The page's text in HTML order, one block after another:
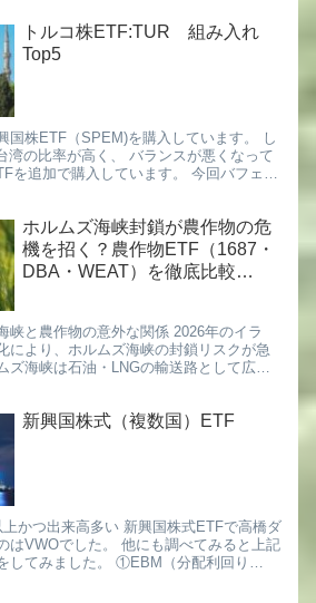
トルコ株ETF:TUR 組み入れ
Top5
国株ETF（SPEM)を購入しています。 し
湾の比率が高く、 バランスが悪くなって
を追加で購入しています。 今回バフェッ
ホルムズ海峡封鎖が農作物の危
機を招く？農作物ETF（1687・
DBA・WEAT）を徹底比較
と農作物の意外な関係 2026年のイラ
により、ホルムズ海峡の封鎖リスクが急
ズ海峡は石油・LNGの輸送路として広く
新興国株式（複数国）ETF
かつ出来高多い 新興国株式ETFで高橋ダ
はVWOでした。 他にも調べてみると上記
してみました。 ①EBM（分配利回り